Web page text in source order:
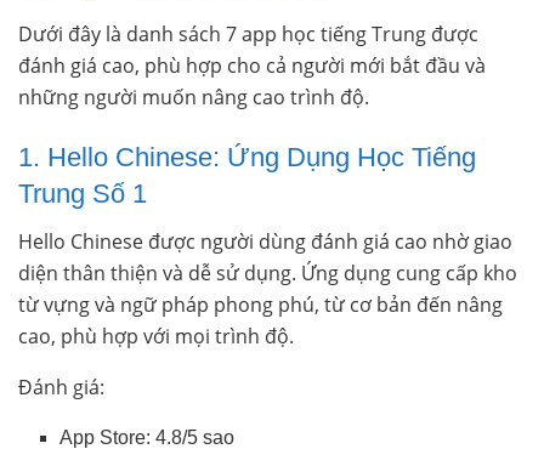
Dưới đây là danh sách 7 app học tiếng Trung được
đánh giá cao, phù hợp cho cả người mới bắt đầu và
những người muốn nâng cao trình độ.
1. Hello Chinese: Ứng Dụng Học Tiếng
Trung Số 1
Hello Chinese được người dùng đánh giá cao nhờ giao
diện thân thiện và dễ sử dụng. Ứng dụng cung cấp kho
từ vựng và ngữ pháp phong phú, từ cơ bản đến nâng
cao, phù hợp với mọi trình độ.
Đánh giá:
App Store: 4.8/5 sao